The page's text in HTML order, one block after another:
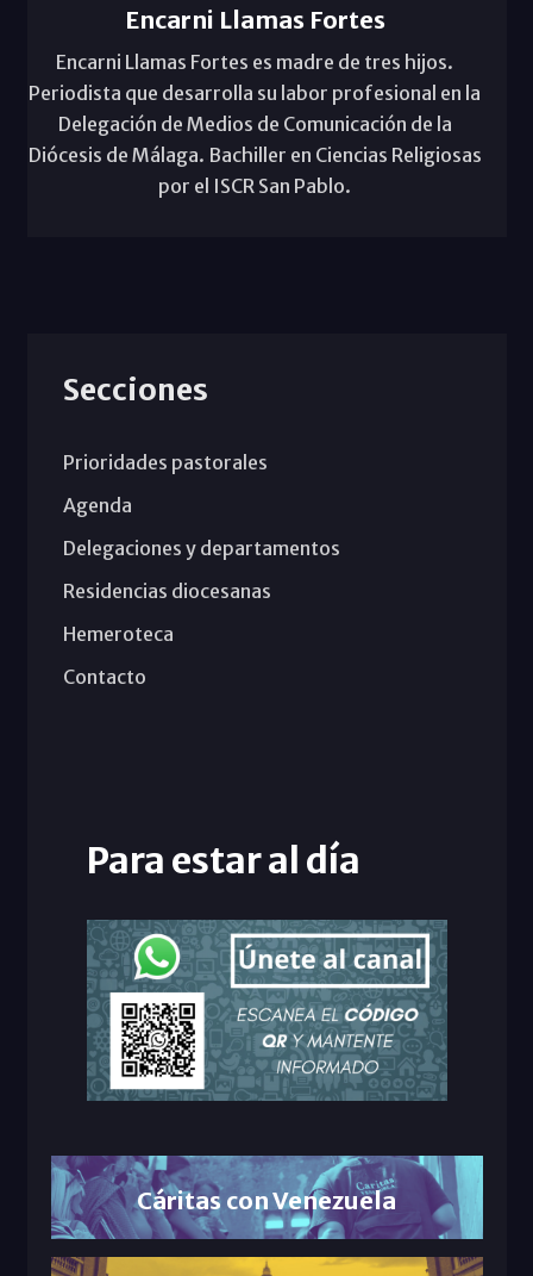
Encarni Llamas Fortes
Encarni Llamas Fortes es madre de tres hijos.
Periodista que desarrolla su labor profesional en la
Delegación de Medios de Comunicación de la
Diócesis de Málaga. Bachiller en Ciencias Religiosas
por el ISCR San Pablo.
Secciones
Prioridades pastorales
Agenda
Delegaciones y departamentos
Residencias diocesanas
Hemeroteca
Contacto
Para estar al día
Cáritas con Venezuela